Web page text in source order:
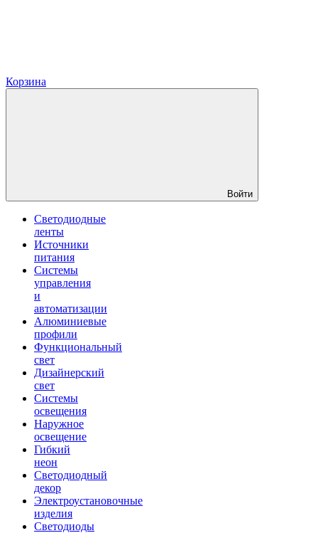
Корзина
Войти
Светодиодные
ленты
Источники
питания
Системы
управления
и
автоматизации
Алюминиевые
профили
Функциональный
свет
Дизайнерский
свет
Системы
освещения
Наружное
освещение
Гибкий
неон
Светодиодный
декор
Электроустановочные
изделия
Светодиоды